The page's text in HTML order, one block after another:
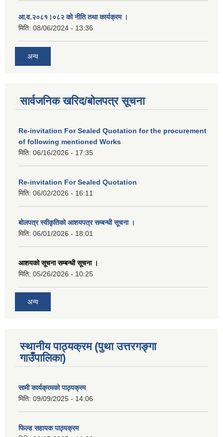
आ.व.२०८१।०८२ को नीति तथा कार्यक्रम ।
मिति: 08/06/2024 - 13:36
अन्य
सार्वजनिक खरिद/बोलपत्र सूचना
Re-invitation For Sealed Quotation for the procurement
of following mentioned Works
मिति: 06/16/2026 - 17:35
Re-invitation For Sealed Quotation
मिति: 06/02/2026 - 16:11
बोलपत्र स्वीकृतिको आशयपत्र सम्बन्धी सूचना ।
मिति: 06/01/2026 - 18:01
आशयको सूचना सम्बन्धी सूचना ।
मिति: 05/26/2026 - 10:25
अन्य
स्थानीय पाठ्यक्रम (पुथा उत्तरगङ्गा
गाउँपालिका)
सामी कार्यक्रमको पाठ्यक्रम
मिति: 09/09/2025 - 14:06
फिल्ड सहायक पाठ्यक्रम